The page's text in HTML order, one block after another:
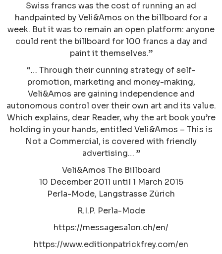
Swiss francs was the cost of running an ad
handpainted by Veli&Amos on the billboard for a
week. But it was to remain an open platform: anyone
could rent the billboard for 100 francs a day and
paint it themselves.”
“… Through their cunning strategy of self-
promotion, marketing and money-making,
Veli&Amos are gaining independence and
autonomous control over their own art and its value.
Which explains, dear Reader, why the art book you’re
holding in your hands, entitled Veli&Amos – This is
Not a Commercial, is covered with friendly
advertising… ”
Veli&Amos The Billboard
10 December 2011 until 1 March 2015
Perla-Mode, Langstrasse Zürich
R.I.P. Perla-Mode
https://messagesalon.ch/en/
https://www.editionpatrickfrey.com/en